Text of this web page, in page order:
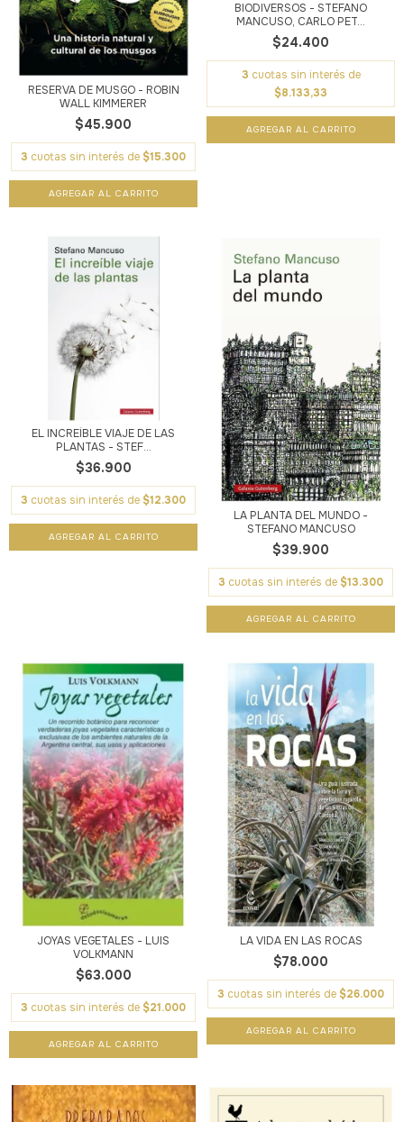
RESERVA DE MUSGO - ROBIN
WALL KIMMERER
$45.900
3 cuotas sin interés de $15.300
BIODIVERSOS - STEFANO
MANCUSO, CARLO PET...
$24.400
3 cuotas sin interés de
$8.133,33
EL INCREÍBLE VIAJE DE LAS
PLANTAS - STEF...
$36.900
3 cuotas sin interés de $12.300
LA PLANTA DEL MUNDO -
STEFANO MANCUSO
$39.900
3 cuotas sin interés de $13.300
JOYAS VEGETALES - LUIS
VOLKMANN
$63.000
3 cuotas sin interés de $21.000
LA VIDA EN LAS ROCAS
$78.000
3 cuotas sin interés de $26.000